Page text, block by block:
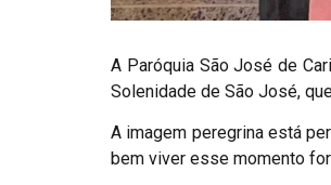
A Paróquia São José de
Solenidade de São José,
A imagem peregrina está
bem viver esse momento